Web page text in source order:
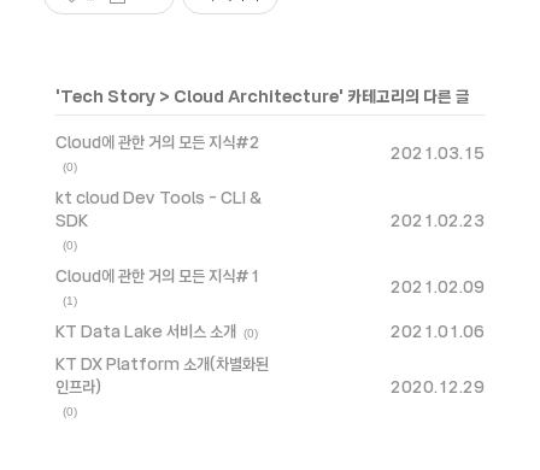
'Tech Story > Cloud Architecture' 카테고리의 다른 글
Cloud에 관한 거의 모든 지식#2
(0)
2021.03.15
kt cloud Dev Tools - CLI &
SDK
(0)
2021.02.23
Cloud에 관한 거의 모든 지식#1
(1)
2021.02.09
KT Data Lake 서비스 소개 (0)
2021.01.06
KT DX Platform 소개(차별화된
인프라)
(0)
2020.12.29